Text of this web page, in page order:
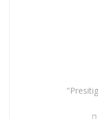
a
Jornada de
Unidad de